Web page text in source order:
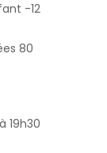
-12
80
19h30